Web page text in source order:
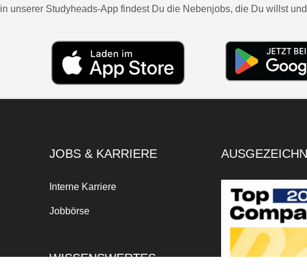
in unserer Studyheads-App findest Du die Nebenjobs, die Du willst
JOBS & KARRIERE
Interne Karriere
Jobbörse
WISSENSWERTES